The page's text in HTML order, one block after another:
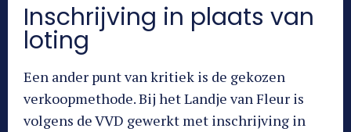
Inschrijving in plaats van
loting
Een ander punt van kritiek is de gekozen
verkoopmethode. Bij het Landje van Fleur is
volgens de VVD gewerkt met inschrijving in